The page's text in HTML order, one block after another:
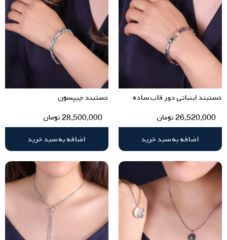
دستبند ابنباتی دور قاب ساده
26,520,000تومان
اضافه به سبد خرید
دستبند جیپسون
28,500,000تومان
اضافه به سبد خرید